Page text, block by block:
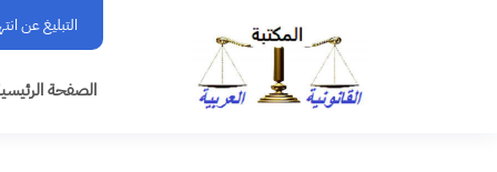
التبليغ عن
الصفحة